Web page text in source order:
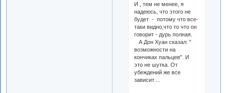
И , тем не менее, я
надеюсь, что этого не
будет - потому что все-
таки видно,что то что он
говорит - дурь полная.
А Дон Хуан сказал: "
возможности на
кончиках пальцев". И
это не шутка. От
убеждений же все
зависит ...